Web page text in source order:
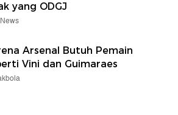
yang ODGJ
Arsenal Butuh Pemain
Vini dan Guimaraes